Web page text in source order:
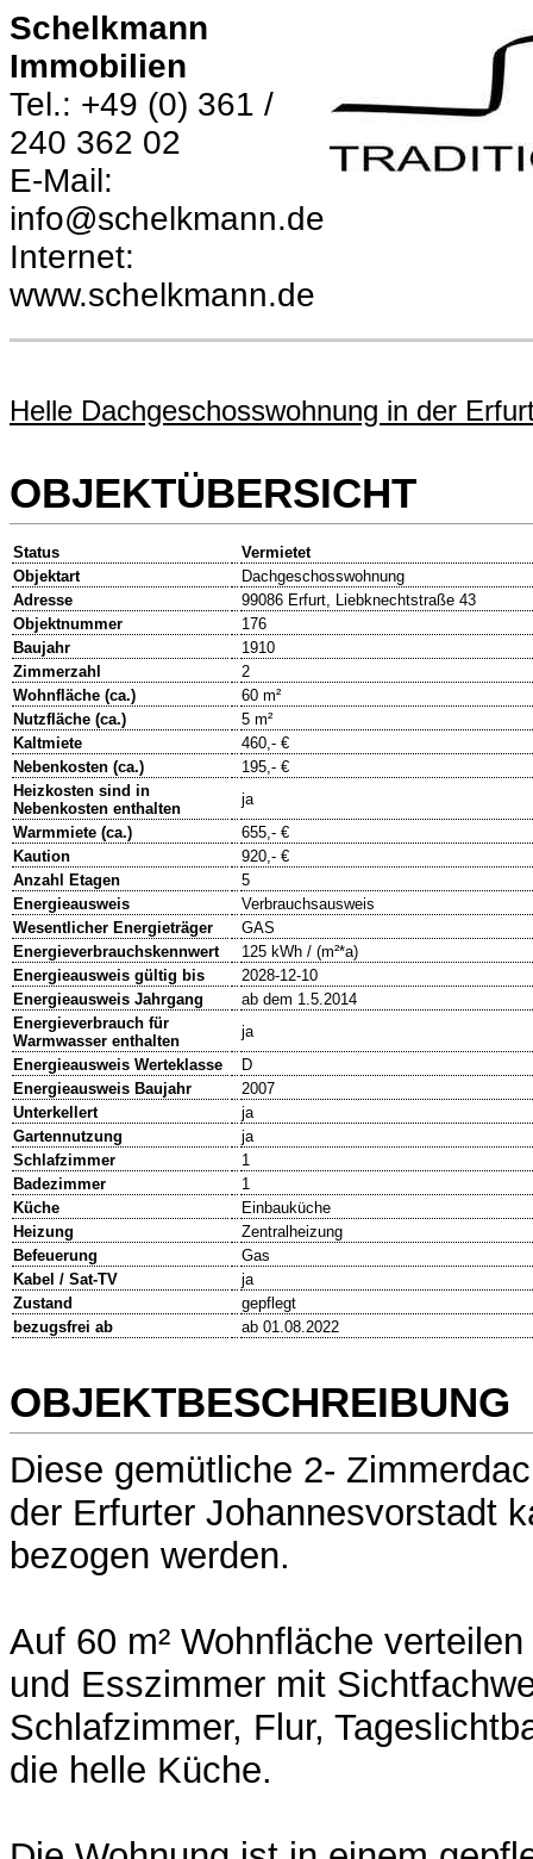
Schelkmann
Immobilien
Tel.: +49 (0) 361 /
240 362 02
E-Mail:
info@schelkmann.de
Internet:
www.schelkmann.de
Helle Dachgeschosswohnung in der
OBJEKTÜBERSICHT
Status
Vermietet
Objektart
Dachgeschosswohnung
Adresse
99086 Erfurt, Liebknechtstraße 43
Objektnummer
176
Baujahr
1910
Zimmerzahl
2
Wohnfläche (ca.)
60 m²
Nutzfläche (ca.)
5 m²
Kaltmiete
460,- €
Nebenkosten (ca.)
195,- €
Heizkosten sind in
Nebenkosten enthalten
ja
Warmmiete (ca.)
655,- €
Kaution
920,- €
Anzahl Etagen
5
Energieausweis
Verbrauchsausweis
Wesentlicher Energieträger
GAS
Energieverbrauchskennwert
125 kWh / (m²*a)
Energieausweis gültig bis
2028-12-10
Energieausweis Jahrgang
ab dem 1.5.2014
Energieverbrauch für
Warmwasser enthalten
ja
Energieausweis Werteklasse
D
Energieausweis Baujahr
2007
Unterkellert
ja
Gartennutzung
ja
Schlafzimmer
1
Badezimmer
1
Küche
Einbauküche
Heizung
Zentralheizung
Befeuerung
Gas
Kabel / Sat-TV
ja
Zustand
gepflegt
bezugsfrei ab
ab 01.08.2022
OBJEKTBESCHREIBUNG
Diese gemütliche 2-
der Erfurter Johannesvorstadt
bezogen werden.
Auf 60 m² Wohnfläche
und Esszimmer mit
Schlafzimmer, Flur,
die helle Küche.